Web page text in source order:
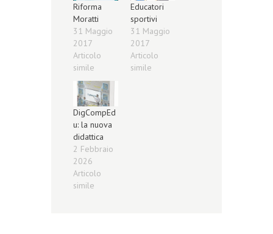
Riforma
Moratti
31 Maggio
2017
Articolo
simile
Educatori
sportivi
31 Maggio
2017
Articolo
simile
DigCompEd
u: la nuova
didattica
2 Febbraio
2026
Articolo
simile